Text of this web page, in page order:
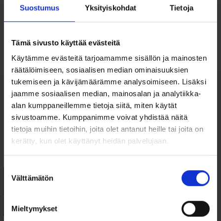
Suostumus Yksityiskohdat Tietoja
Tämä sivusto käyttää evästeitä
Käytämme evästeitä tarjoamamme sisällön ja mainosten
räätälöimiseen, sosiaalisen median ominaisuuksien
tukemiseen ja kävijämäärämme analysoimiseen. Lisäksi
jaamme sosiaalisen median, mainosalan ja analytiikka-
alan kumppaneillemme tietoja siitä, miten käytät
sivustoamme. Kumppanimme voivat yhdistää näitä
tietoja muihin tietoihin, joita olet antanut heille tai joita on
kerätty, kun olet käyttänyt heidän palvelujaan.
Suostumuksen
valinta
Välttämätön
Mieltymykset
Ohjeita sormuksen tai korun
koon valintaan
Tutustu ohjeisiin
Tutustu myös
ALE 39%